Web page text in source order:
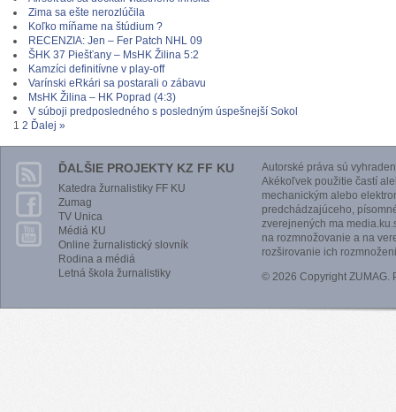
Zima sa ešte nerozlúčila
Koľko míňame na štúdium ?
RECENZIA: Jen – Fer Patch NHL 09
ŠHK 37 Piešťany – MsHK Žilina 5:2
Kamzíci definitívne v play-off
Varínski eRkári sa postarali o zábavu
MsHK Žilina – HK Poprad (4:3)
V súboji predposledného s posledným úspešnejší Sokol
1 2 Ďalej »
ĎALŠIE PROJEKTY KZ FF KU
Katedra žurnalistiky FF KU
Zumag
TV Unica
Médiá KU
Online žurnalistický slovník
Rodina a médiá
Letná škola žurnalistiky
Autorské práva sú
Akékoľvek použitie častí
mechanickým alebo
predchádzajúceho,
zverejnených ma
na rozmnožovanie a na
rozširovanie ich
© 2026 Copyright ZUMAG.